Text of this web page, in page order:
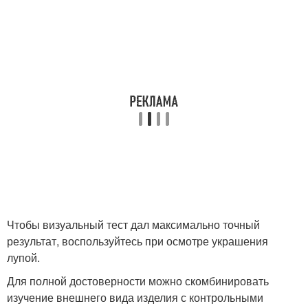
Чтобы визуальный тест дал максимально точный
результат, воспользуйтесь при осмотре украшения
лупой.
Для полной достоверности можно скомбинировать
изучение внешнего вида изделия с контрольными